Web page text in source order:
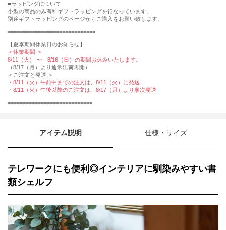
■ラッピングについて
小型の商品のみ有料ギフトラッピングを行なっています。
別途ギフトラッピングのページからご購入をお願い致します。
=============================
【夏季期間休業日のお知らせ】
＜休業期間 ＞
8/11（火） 〜 8/16（日）の期間お休みいたします。
（8/17（月）より通常出荷再開）
＜ご注文と発送 ＞
・8/11（火）午前中までの注文は、8/11（火）に発送
・8/11（火）午後以降のご注文は、8/17（月）より順次発送
============================
アイテム説明 仕様・サイズ
テレワークにも便利◎インテリアに馴染みやすい書
類シェルフ